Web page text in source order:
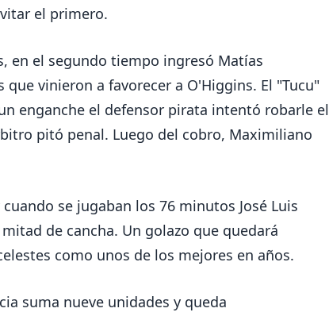
el primero.
en el segundo tiempo ingresó Matías
vinieron a favorecer a O'Higgins. El "Tucu"
enganche el defensor pirata intentó robarle el
pitó penal. Luego del cobro, Maximiliano
se jugaban los 76 minutos José Luis
de cancha. Un golazo que quedará
como unos de los mejores en años.
suma nueve unidades y queda